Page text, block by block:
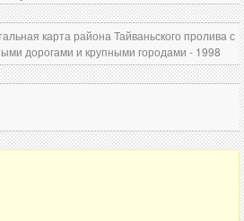
карта района Тайваньского пролива с
дорогами и крупными городами - 1998